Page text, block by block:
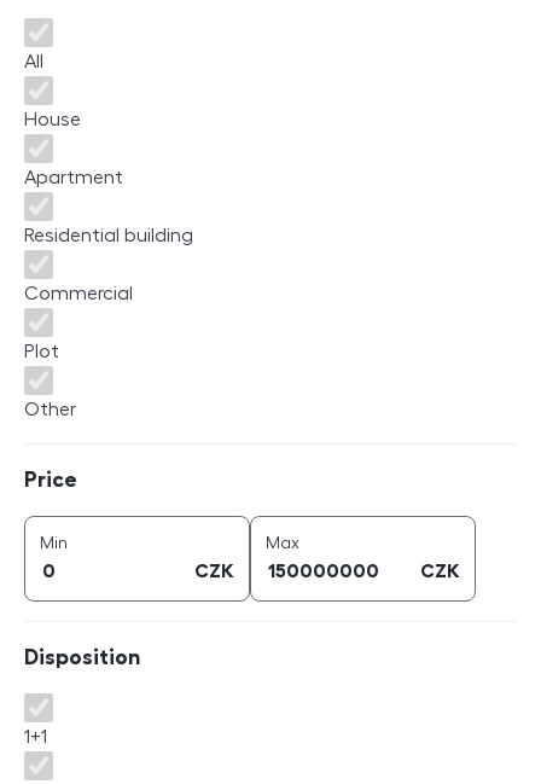
Property type
All
House
Apartment
Residential building
Commercial
Plot
Other
Price
Min
CZK
Maxprice (
CZK
Disposition
Disposition
1+1